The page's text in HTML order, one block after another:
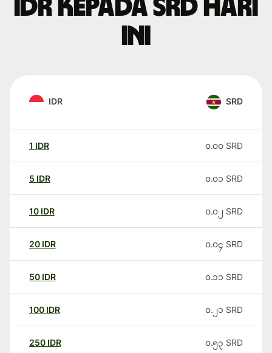
IDR kepada SRD hari
ini
IDR SRD
1 IDR ၀.၀၀ SRD
5 IDR ၀.၀၁ SRD
10 IDR ၀.၀၂ SRD
20 IDR ၀.၀၄ SRD
50 IDR ၀.၁၁ SRD
100 IDR ၀.၂၁ SRD
250 IDR ၀.၅၃ SRD